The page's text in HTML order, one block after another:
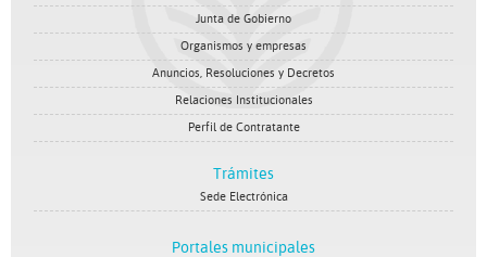
Junta de Gobierno
Organismos y empresas
Anuncios, Resoluciones y Decretos
Relaciones Institucionales
Perfil de Contratante
Trámites
Sede Electrónica
Portales municipales